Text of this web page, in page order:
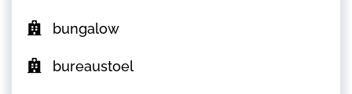
bungalow
bureaustoel